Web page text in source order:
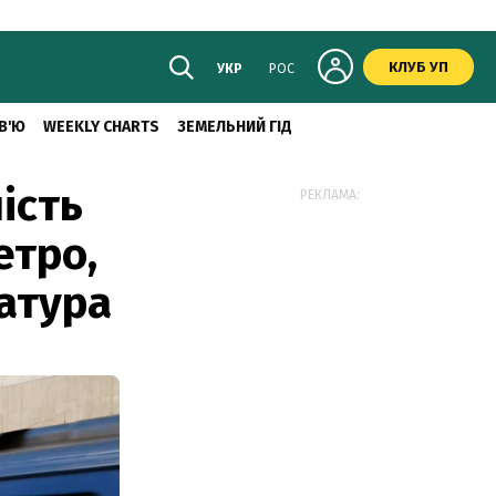
УКР РОС КЛУБ УП
WEEKLY CHARTS ЗЕМЕЛЬНИЙ ГІД
РЕКЛАМА: